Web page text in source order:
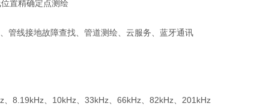
置精确定点测绘
管线接地故障查找、管道测绘、云服务、蓝牙通讯
8.19kHz、10kHz、33kHz、66kHz、82kHz、201kHz